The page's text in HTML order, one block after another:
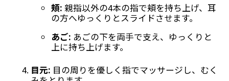
頬: 親指以外の4本の指で頬を持ち上げ、耳
の方へゆっくりとスライドさせます。
あご: あごの下を両手で支え、ゆっくりと
上に持ち上げます。
目元: 目の周りを優しく指でマッサージし、むく